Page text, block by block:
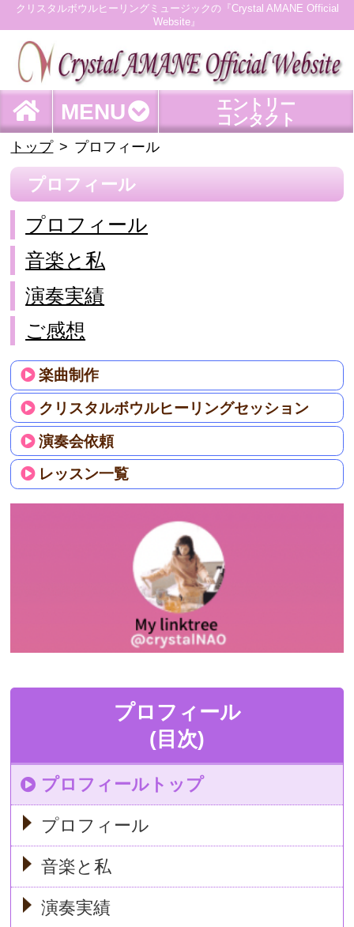
クリスタルボウルヒーリングミュージックの『Crystal AMANE Official
Website』
MENU
エントリー
コンタクト
トップ プロフィール
プロフィール
プロフィール
音楽と私
演奏実績
ご感想
楽曲制作
クリスタルボウルヒーリングセッション
演奏会依頼
レッスン一覧
プロフィール
(目次)
プロフィールトップ
プロフィール
音楽と私
演奏実績